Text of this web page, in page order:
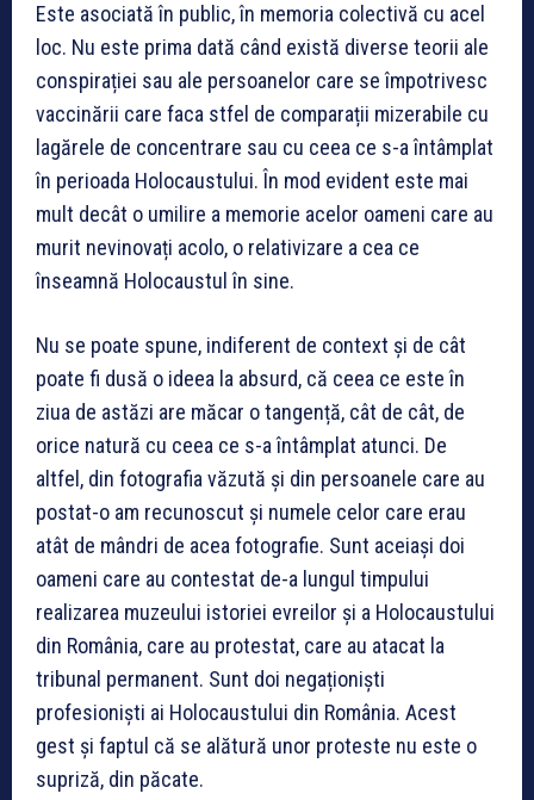
Este asociată în public, în memoria colectivă cu acel
loc. Nu este prima dată când există diverse teorii ale
conspirației sau ale persoanelor care se împotrivesc
vaccinării care faca stfel de comparații mizerabile cu
lagărele de concentrare sau cu ceea ce s-a întâmplat
în perioada Holocaustului. În mod evident este mai
mult decât o umilire a memorie acelor oameni care au
murit nevinovați acolo, o relativizare a cea ce
înseamnă Holocaustul în sine.
Nu se poate spune, indiferent de context și de cât
poate fi dusă o ideea la absurd, că ceea ce este în
ziua de astăzi are măcar o tangență, cât de cât, de
orice natură cu ceea ce s-a întâmplat atunci. De
altfel, din fotografia văzută și din persoanele care au
postat-o am recunoscut și numele celor care erau
atât de mândri de acea fotografie. Sunt aceiași doi
oameni care au contestat de-a lungul timpului
realizarea muzeului istoriei evreilor și a Holocaustului
din România, care au protestat, care au atacat la
tribunal permanent. Sunt doi negaționiști
profesioniști ai Holocaustului din România. Acest
gest și faptul că se alătură unor proteste nu este o
supriză, din păcate.